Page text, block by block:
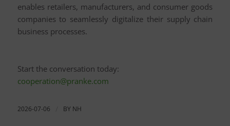
enables retailers, manufacturers, and consumer goods
companies to seamlessly digitalize their supply chain
business processes.
Start the conversation today:
cooperation@pranke.com
2026-07-06 BY NH